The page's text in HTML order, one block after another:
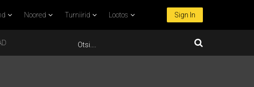
Noored Turniirid Lootos Sign In